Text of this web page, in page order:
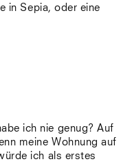
in Sepia, oder eine
ich nie genug? Auf
meine Wohnung auf
ich als erstes